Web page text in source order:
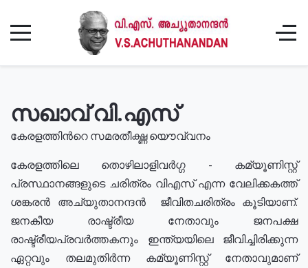
സഖാവ് വി.എസ്
കേരളത്തിൻറെ സമരതീക്ഷ്ണ യൌവ്വനം
കേരളത്തിലെ തൊഴിലാളിവർഗ്ഗ - കമ്യൂണിസ്റ്റ്
പ്രസ്ഥാനങ്ങളുടെ ചരിത്രം വിഎസ് എന്ന വേലിക്കകത്ത്
ശങ്കരൻ അച്യുതാനന്ദൻ ജീവിതചരിത്രം കൂടിയാണ്.
ജനകീയ രാഷ്ട്രീയ നേതാവും ജനപക്ഷ
രാഷ്ട്രീയപ്രവർത്തകനും ഇന്ത്യയിലെ ജീവിച്ചിരിക്കുന്ന
ഏറ്റവും തലമുതിർന്ന കമ്യൂണിസ്റ്റ് നേതാവുമാണ്